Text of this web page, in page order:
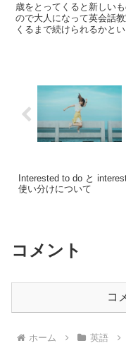
歳をとってくると新しい
ので大人になって英会話
くるまで続けられるかと
Interested to do と
使い分けについて
コメント
コ
ホーム 英語